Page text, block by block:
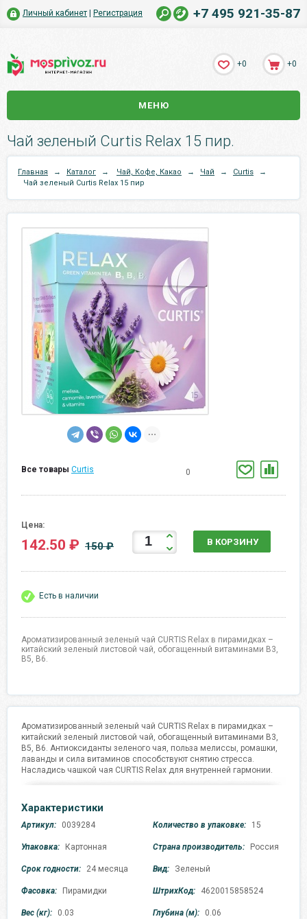
Личный кабинет Регистрация +7 495 921-35-87
+0 +0
МЕНЮ
Чай зеленый Curtis Relax 15 пир.
Главная → Каталог → Чай, Кофе, Какао → Чай → Curtis
→
Чай зеленый Curtis Relax 15 пир
Все товары Curtis 0
Цена:
142.50 ₽ 150 ₽ В КОРЗИНУ
Есть в наличии
Ароматизированный зеленый чай CURTIS Relax в пирамидках –
китайский зеленый листовой чай, обогащенный витаминами В3,
В5, В6.
Ароматизированный зеленый чай CURTIS Relax в пирамидках –
китайский зеленый листовой чай, обогащенный витаминами В3,
В5, В6. Антиоксиданты зеленого чая, польза мелиссы, ромашки,
лаванды и сила витаминов способствуют снятию стресса.
Насладись чашкой чая CURTIS Relax для внутренней гармонии.
Характеристики
Артикул: 0039284 Количество в упаковке: 15
Упаковка: Картонная Страна производитель: Россия
Срок годности: 24 месяца Вид: Зеленый
Фасовка: Пирамидки ШтрихКод: 4620015858524
Вес (кг): 0.03 Глубина (м): 0.06